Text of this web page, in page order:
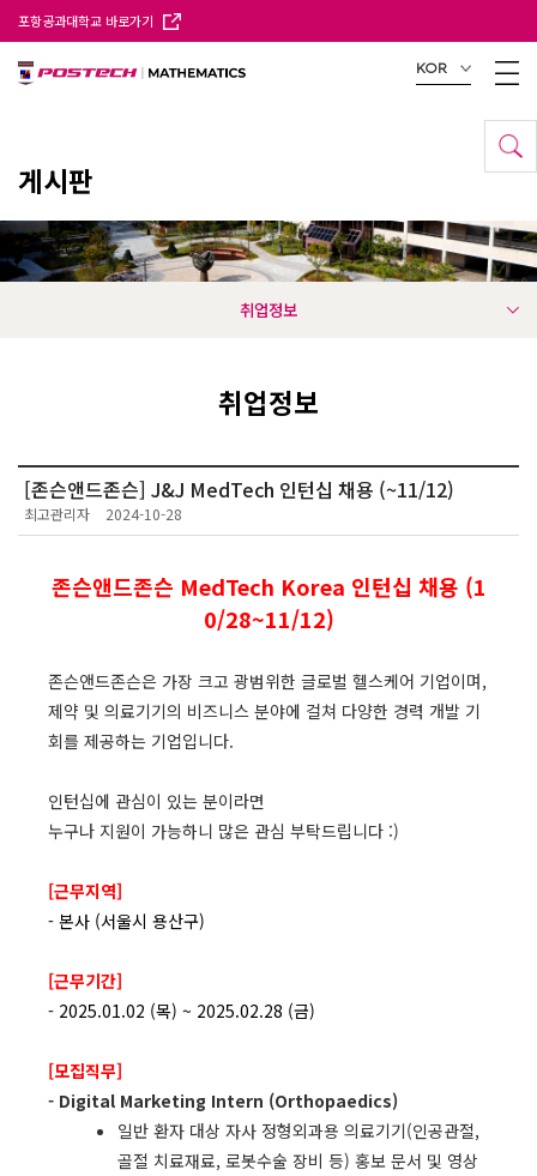
포항공과대학교 바로가기
KOR
게시판
취업정보
취업정보
[존슨앤드존슨] J&J MedTech 인턴십 채용 (~11/12)
최고관리자 2024-10-28
존슨앤드존슨 MedTech Korea 인턴십 채용 (1
0/28~11/12)
존슨앤드존슨은 가장 크고 광범위한 글로벌 헬스케어 기업이며,
제약 및 의료기기의 비즈니스 분야에 걸쳐 다양한 경력 개발 기
회를 제공하는 기업입니다.
인턴십에 관심이 있는 분이라면
누구나 지원이 가능하니 많은 관심 부탁드립니다 :)
[근무지역]
- 본사 (서울시 용산구)
[근무기간]
- 2025.01.02 (목) ~ 2025.02.28 (금)
[모집직무]
- Digital Marketing Intern (Orthopaedics)
일반 환자 대상 자사 정형외과용 의료기기(인공관절,
골절 치료재료, 로봇수술 장비 등) 홍보 문서 및 영상